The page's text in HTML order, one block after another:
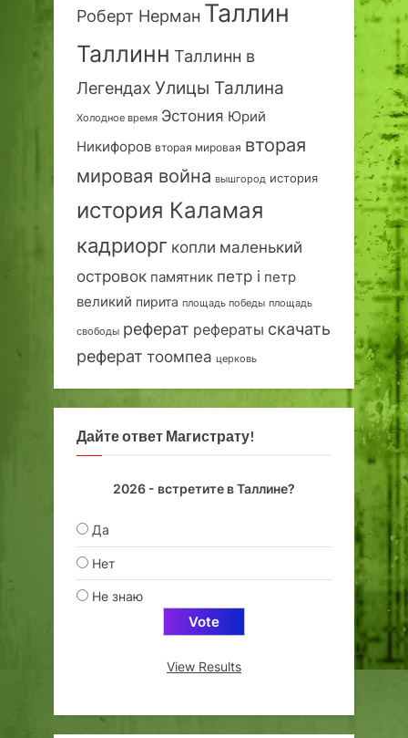
Роберт Нерман Таллин
Таллинн Таллинн в
Легендах Улицы Таллина
Холодное время Эстония Юрий
Никифоров вторая мировая вторая
мировая война вышгород история
история Каламая
кадриорг копли маленький
островок памятник петр i петр
великий пирита площадь победы площадь
свободы реферат рефераты скачать
реферат тоомпеа церковь
Дайте ответ Магистрату!
2026 - встретите в Таллине?
Да
Нет
Не знаю
View Results